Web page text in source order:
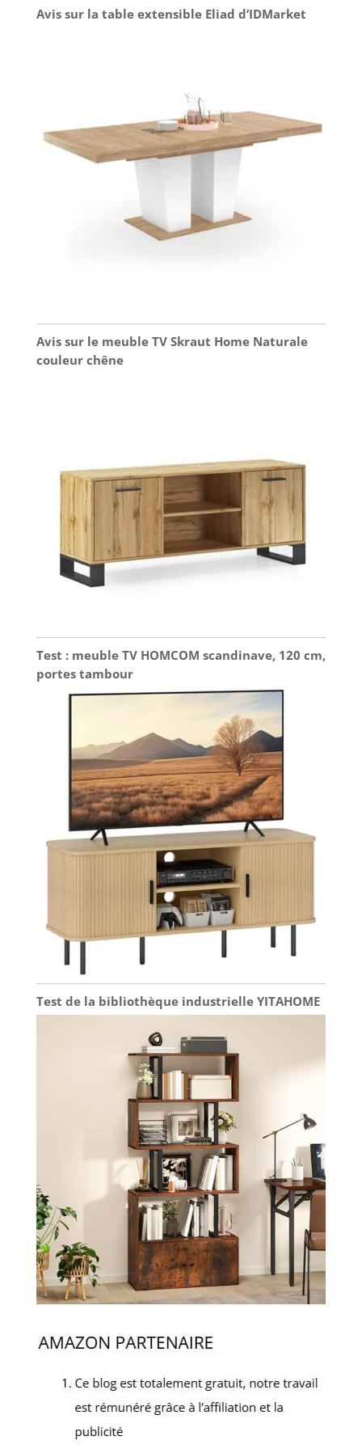
Avis sur la table extensible Eliad d’IDMarket
Avis sur le meuble TV Skraut Home Naturale
couleur chêne
Test : meuble TV HOMCOM scandinave, 120 cm,
portes tambour
Test de la bibliothèque industrielle YITAHOME